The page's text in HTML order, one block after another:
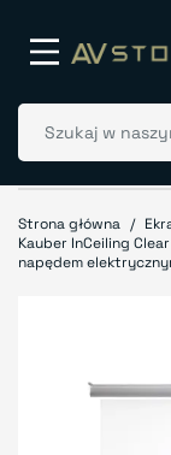
Strona główna
Kauber InCeiling
napędem